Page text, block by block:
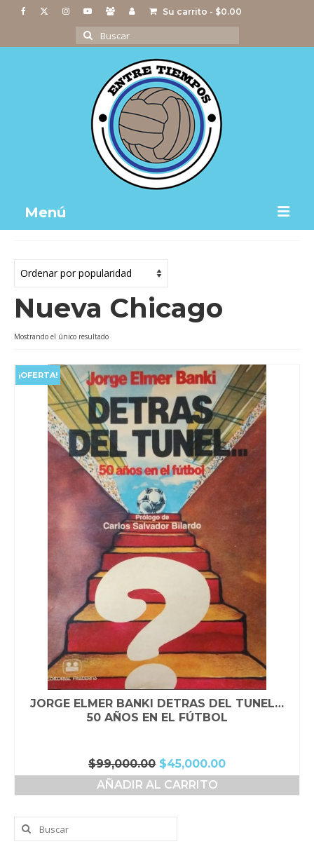
Su carrito - $0.00
Buscar
por:
Menú
Actividades
Imágenes
Videos
Tienda
Nueva Chicago
Mostrando el único resultado
¡OFERTA!
JORGE ELMER BANKI DETRAS DEL TUNEL…
50 AÑOS EN EL FÚTBOL
$99,000.00 El
precio
original
$99,000.00.
$45,000.00El
precio
AÑADIR AL CARRITO
Buscar
por: